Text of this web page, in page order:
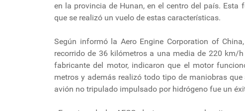
en la provincia de Hunan, en el centro del país.
que se realizó un vuelo de estas características.
Según informó la Aero Engine Corporation of
recorrido de 36 kilómetros a una media de 220 km/
fabricante del motor, indicaron que el motor
metros y además realizó todo tipo de maniobras
avión no tripulado impulsado por hidrógeno fue un